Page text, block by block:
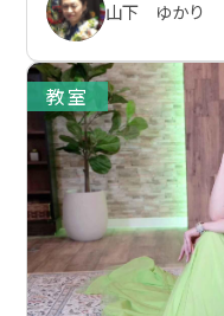
山下 ゆかり
教室